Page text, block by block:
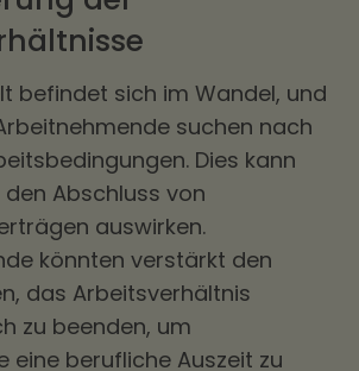
befindet sich im Wandel, und
suchen nach
Dies kann
Abschluss von
auswirken.
könnten verstärkt den
das Arbeitsverhältnis
zu beenden, um
eine berufliche Auszeit zu